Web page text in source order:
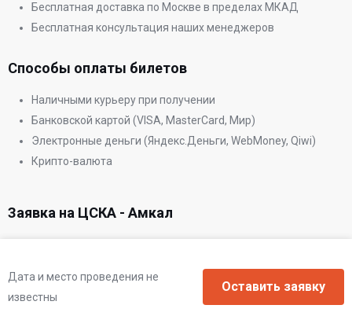
Бесплатная доставка по Москве в пределах МКАД
Бесплатная консультация наших менеджеров
Способы оплаты билетов
Наличными курьеру при получении
Банковской картой (VISA, MasterCard, Мир)
Электронные деньги (Яндекс.Деньги, WebMoney, Qiwi)
Крипто-валюта
Заявка на ЦСКА - Амкал
Дата и место проведения не
известны